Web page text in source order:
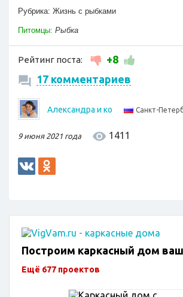
Рубрика: Жизнь с рыбками
Питомцы: Рыбка
Рейтинг поста:
+8
17 комментариев
Александра и ко Санкт-
9 июня 2021 года 1411
Построим каркасный дом
Ещё 677 проектов